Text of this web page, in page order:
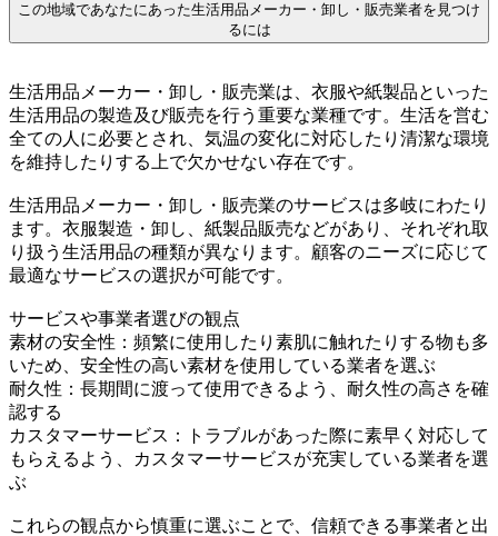
この地域であなたにあった生活用品メーカー・卸し・販売業者を見つけ
るには
生活用品メーカー・卸し・販売業は、衣服や紙製品といった
生活用品の製造及び販売を行う重要な業種です。生活を営む
全ての人に必要とされ、気温の変化に対応したり清潔な環境
を維持したりする上で欠かせない存在です。
生活用品メーカー・卸し・販売業のサービスは多岐にわたり
ます。衣服製造・卸し、紙製品販売などがあり、それぞれ取
り扱う生活用品の種類が異なります。顧客のニーズに応じて
最適なサービスの選択が可能です。
サービスや事業者選びの観点
素材の安全性：頻繁に使用したり素肌に触れたりする物も多
いため、安全性の高い素材を使用している業者を選ぶ
耐久性：長期間に渡って使用できるよう、耐久性の高さを確
認する
カスタマーサービス：トラブルがあった際に素早く対応して
もらえるよう、カスタマーサービスが充実している業者を選
ぶ
これらの観点から慎重に選ぶことで、信頼できる事業者と出